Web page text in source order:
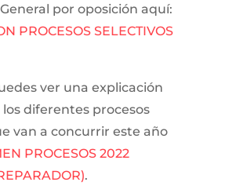
por oposición aquí:
PROCESOS SELECTIVOS
ver una explicación
diferentes procesos
van a concurrir este año
PROCESOS 2022
.